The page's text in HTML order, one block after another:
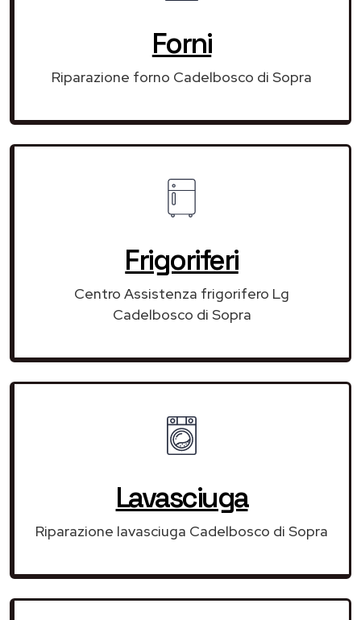
Forni
Riparazione forno Cadelbosco di Sopra
Frigoriferi
Centro Assistenza frigorifero Lg
Cadelbosco di Sopra
Lavasciuga
Riparazione lavasciuga Cadelbosco di Sopra